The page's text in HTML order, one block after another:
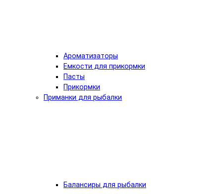
Ароматизаторы
Емкости для прикормки
Пасты
Прикормки
Приманки для рыбалки
Балансиры для рыбалки